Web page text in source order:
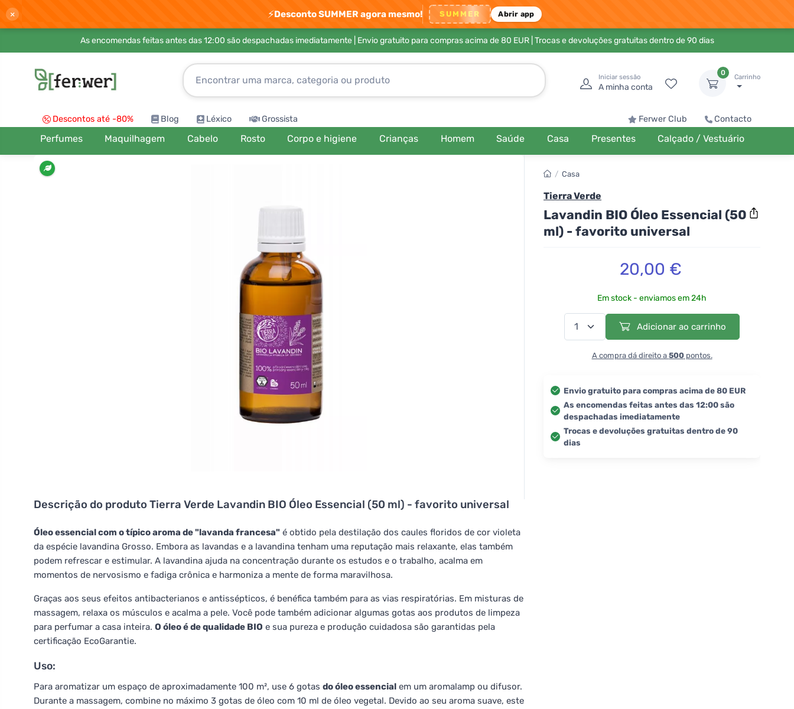
× ⚡Desconto SUMMER agora mesmo! SUMMER Abrir app
As encomendas feitas antes das 12:00 são despachadas imediatamente | Envio gratuito para compras acima de 80 EUR| Trocas e devoluções gratuitas dentro de 90 dias
Iniciar sessão
A minha conta
0
Carrinho
Descontos até -80% Blog Léxico Grossista Ferwer Club Contacto
Perfumes Maquilhagem Cabelo Rosto Corpo e higiene Crianças Homem Saúde Casa Presentes Calçado / Vestuário
Descrição do produto Tierra Verde Lavandin BIO Óleo Essencial (50 ml) - favorito universal
Óleo essencial com o típico aroma de "lavanda francesa" é obtido pela destilação dos caules floridos de cor violeta
da espécie lavandina Grosso. Embora as lavandas e a lavandina tenham uma reputação mais relaxante, elas também
podem refrescar e estimular. A lavandina ajuda na concentração durante os estudos e o trabalho, acalma em
momentos de nervosismo e fadiga crônica e harmoniza a mente de forma maravilhosa.
Graças aos seus efeitos antibacterianos e antissépticos, é benéfica também para as vias respiratórias. Em misturas de
massagem, relaxa os músculos e acalma a pele. Você pode também adicionar algumas gotas aos produtos de limpeza
para perfumar a casa inteira. O óleo é de qualidade BIO e sua pureza e produção cuidadosa são garantidas pela
certificação EcoGarantie.
Uso:
Para aromatizar um espaço de aproximadamente 100 m², use 6 gotas do óleo essencial em um aromalamp ou difusor.
Durante a massagem, combine no máximo 3 gotas de óleo com 10 ml de óleo vegetal. Devido ao seu aroma suave, este
/ Casa
Tierra Verde
Lavandin BIO Óleo Essencial (50
ml) - favorito universal
20,00 €
Em stock - enviamos em 24h
Adicionar ao carrinho
A compra dá direito a 500pontos.
Envio gratuito para compras acima de 80 EUR
As encomendas feitas antes das 12:00 são
despachadas imediatamente
Trocas e devoluções gratuitas dentro de 90
dias